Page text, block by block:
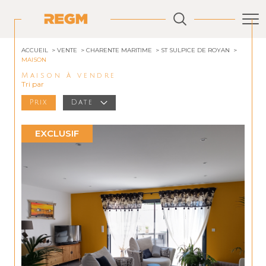
ACCUEIL VENTE CHARENTE MARITIME
ST SULPICE DE ROYAN
MAISON
Maison à vendre
Tri par
Prix Date
EXCLUSIF